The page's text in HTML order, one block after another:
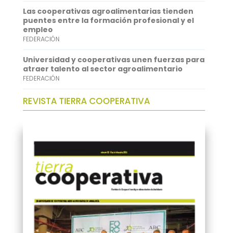
Las cooperativas agroalimentarias tienden
puentes entre la formación profesional y el
empleo
FEDERACIÓN
Universidad y cooperativas unen fuerzas para
atraer talento al sector agroalimentario
FEDERACIÓN
REVISTA TIERRA COOPERATIVA